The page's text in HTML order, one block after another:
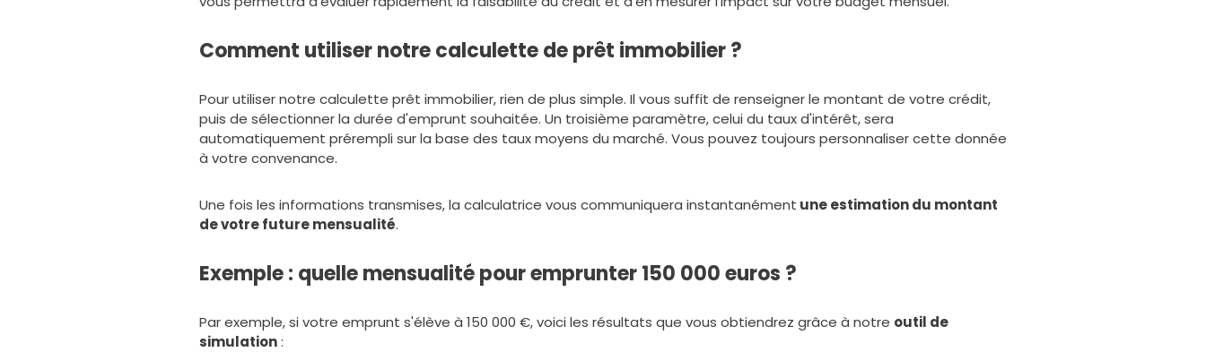
Comment utiliser notre calculette de prêt immobilier ?
Pour utiliser notre calculette prêt immobilier, rien de plus simple. Il vous suffit de renseigner le montant de votre crédit,
puis de sélectionner la durée d'emprunt souhaitée. Un troisième paramètre, celui du taux d'intérêt, sera
automatiquement prérempli sur la base des taux moyens du marché. Vous pouvez toujours personnaliser cette donnée
à votre convenance.
Une fois les informations transmises, la calculatrice vous communiquera instantanément une estimation du montant
de votre future mensualité.
Exemple : quelle mensualité pour emprunter 150 000 euros ?
Par exemple, si votre emprunt s'élève à 150 000 €, voici les résultats que vous obtiendrez grâce à notre outil de
simulation: